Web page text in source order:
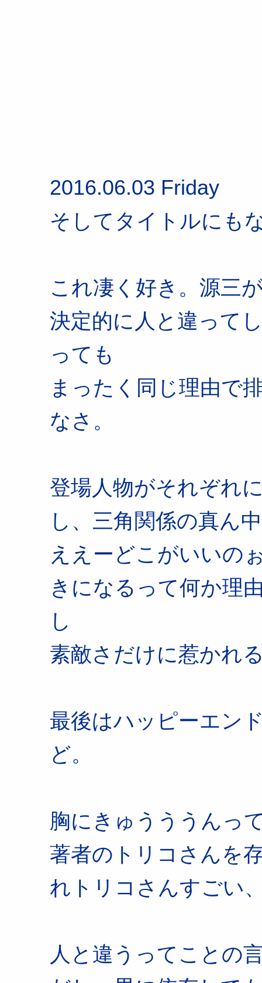
2016.06.03 Friday
そしてタイトルにも
これ凄く好き。源三
決定的に人と違って
っても
まったく同じ理由で
なさ。
登場人物がそれぞれ
し、三角関係の真ん
ええーどこがいいの
きになるって何か理
し
素敵さだけに惹かれ
最後はハッピーエン
ど。
胸にきゅうううんっ
著者のトリコさんを
れトリコさんすごい
人と違うってことの